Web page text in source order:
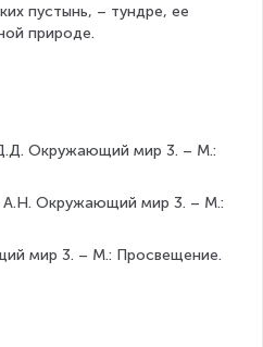
пустынь, – тундре, ее
природе.
Окружающий мир 3. – М.:
А.Н. Окружающий мир 3. – М.:
мир 3. – М.: Просвещение.